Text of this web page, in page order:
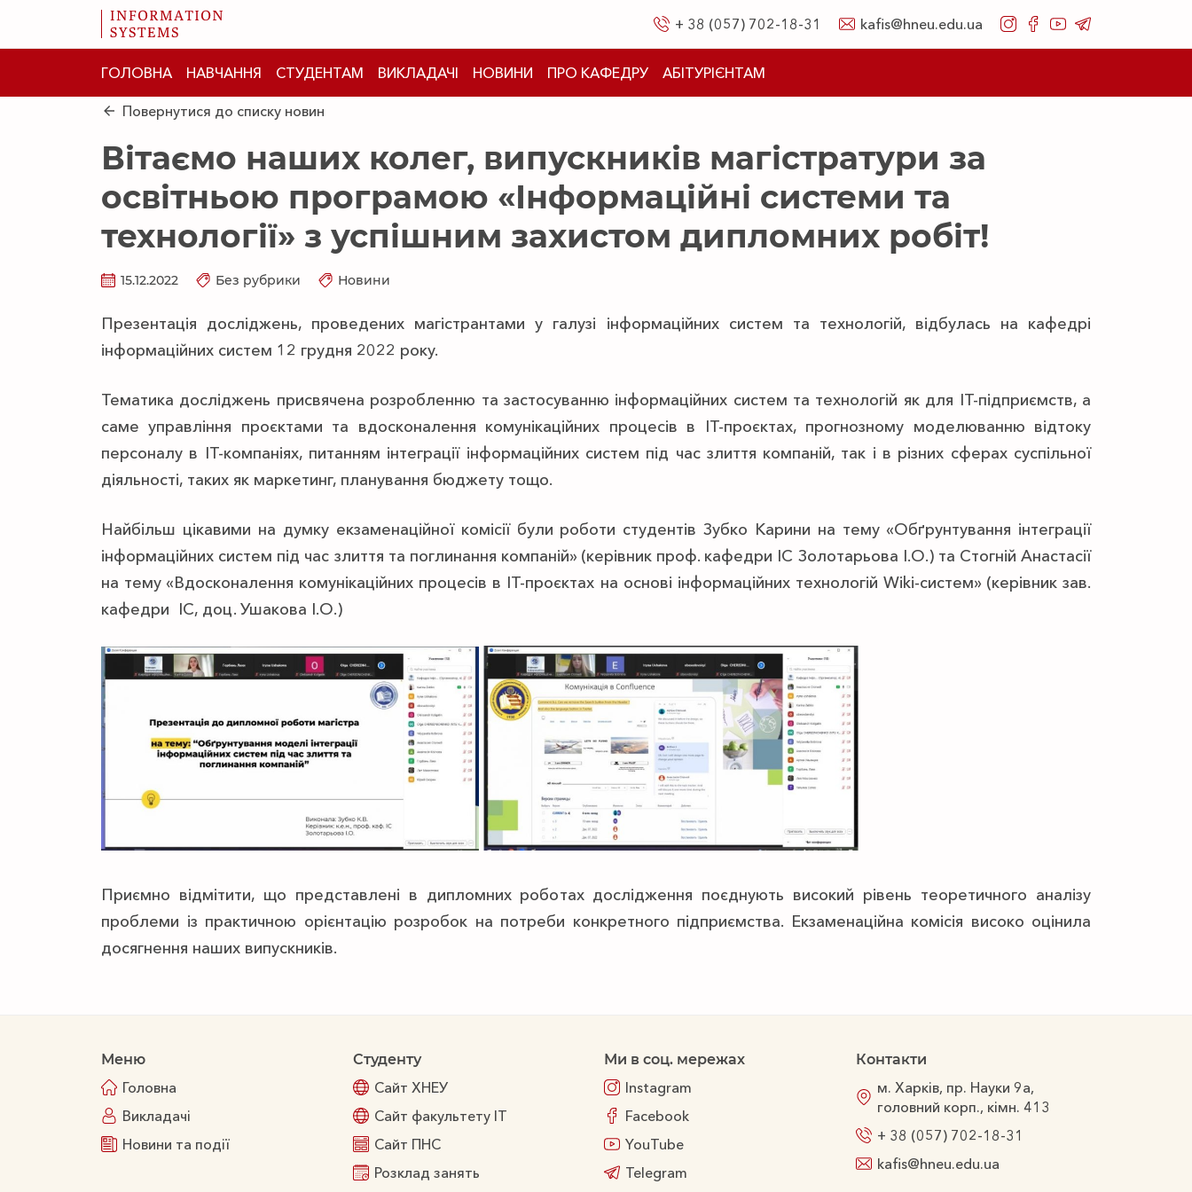
+ 38 (057) 702-18-31 kafis@hneu.edu.ua
ГОЛОВНА НАВЧАННЯ СТУДЕНТАМ ВИКЛАДАЧІ НОВИНИ ПРО КАФЕДРУ АБІТУРІЄНТАМ
Повернутися до списку новин
Вітаємо наших колег, випускників магістратури за
освітньою програмою «Інформаційні системи та
технології» з успішним захистом дипломних робіт!
15.12.2022 Без рубрики Новини
Презентація досліджень, проведених магістрантами у галузі інформаційних систем та технологій, відбулась на кафедрі
інформаційних систем 12 грудня 2022 року.
Тематика досліджень присвячена розробленню та застосуванню інформаційних систем та технологій як для ІТ-підприємств, а
саме управління проєктами та вдосконалення комунікаційних процесів в ІТ-проєктах, прогнозному моделюванню відтоку
персоналу в ІТ-компаніях, питанням інтеграції інформаційних систем під час злиття компаній, так і в різних сферах суспільної
діяльності, таких як маркетинг, планування бюджету тощо.
Найбільш цікавими на думку екзаменаційної комісії були роботи студентів Зубко Карини на тему «Обґрунтування інтеграції
інформаційних систем під час злиття та поглинання компаній» (керівник проф. кафедри ІС Золотарьова І.О.) та Стогній Анастасії
на тему «Вдосконалення комунікаційних процесів в ІТ-проєктах на основі інформаційних технологій Wiki-систем» (керівник зав.
кафедри ІС, доц. Ушакова І.О.)
Приємно відмітити, що представлені в дипломних роботах дослідження поєднують високий рівень теоретичного аналізу
проблеми із практичною орієнтацію розробок на потреби конкретного підприємства. Екзаменаційна комісія високо оцінила
досягнення наших випускників.
Меню
Головна
Викладачі
Новини та події
Студенту
Сайт ХНЕУ
Сайт факультету ІТ
Сайт ПНС
Розклад занять
Ми в соц. мережах
Instagram
Facebook
YouTube
Telegram
Контакти
м. Харків, пр. Науки 9а,
головний корп., кімн. 413
+ 38 (057) 702-18-31
kafis@hneu.edu.ua